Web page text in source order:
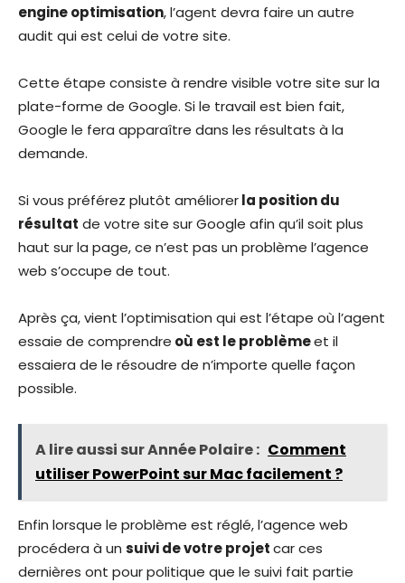
engine optimisation, l’agent devra faire un autre
audit qui est celui de votre site.
Cette étape consiste à rendre visible votre site sur la
plate-forme de Google. Si le travail est bien fait,
Google le fera apparaître dans les résultats à la
demande.
Si vous préférez plutôt améliorerla position du
résultat de votre site sur Google afin qu’il soit plus
haut sur la page, ce n’est pas un problème l’agence
web s’occupe de tout.
Après ça, vient l’optimisation qui est l’étape où l’agent
essaie de comprendre où est le problèmeet il
essaiera de le résoudre de n’importe quelle façon
possible.
A lire aussi sur Année Polaire : Comment
utiliser PowerPoint sur Mac facilement ?
Enfin lorsque le problème est réglé, l’agence web
procédera à un suivi de votre projetcar ces
dernières ont pour politique que le suivi fait partie